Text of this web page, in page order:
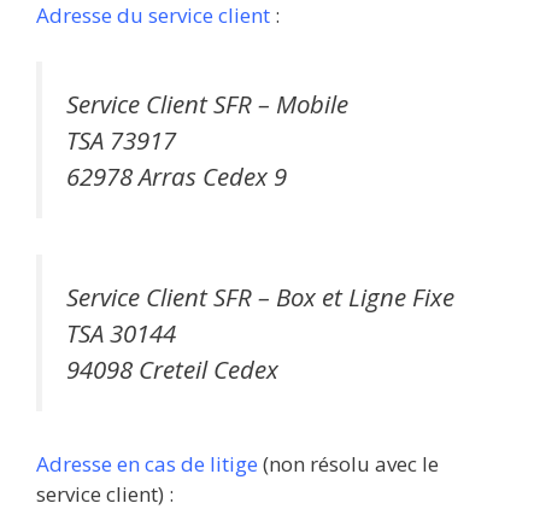
Adresse du service client :
Service Client SFR – Mobile
TSA 73917
62978 Arras Cedex 9
Service Client SFR – Box et Ligne Fixe
TSA 30144
94098 Creteil Cedex
Adresse en cas de litige (non résolu avec le
service client) :